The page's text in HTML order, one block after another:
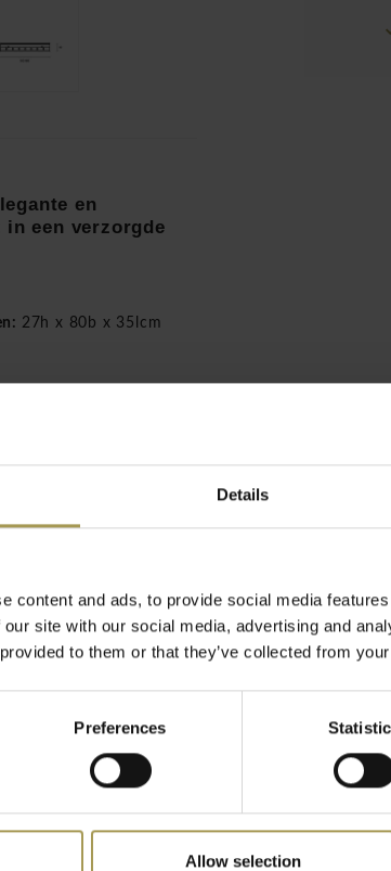
Details
content and ads, to provide social media
site with our social media, advertising and
to them or that they’ve collected from
Preferences
Allow selection
en
een verzorgde
27h x 80b x 35lcm
vormgeving en
en moderne